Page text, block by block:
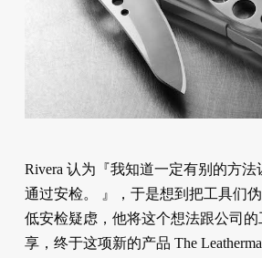
Rivera 认为『我知道一定有别的方
通过安检。 』，于是想到把工具们
低安检疑虑，他将这个想法跟公司
享，终于这项新的产品 The